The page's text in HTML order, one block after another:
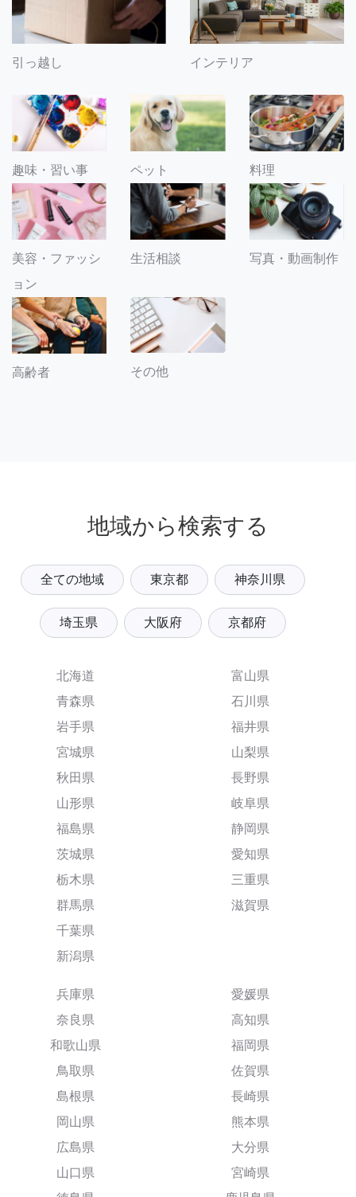
引っ越し インテリア
趣味・習い事 ペット 料理
美容・ファッシ
ョン
生活相談 写真・動画制作
高齢者 その他
地域から検索する
全ての地域 東京都 神奈川県
埼玉県 大阪府 京都府
北海道
青森県
岩手県
宮城県
秋田県
山形県
福島県
茨城県
栃木県
群馬県
千葉県
新潟県
富山県
石川県
福井県
山梨県
長野県
岐阜県
静岡県
愛知県
三重県
滋賀県
兵庫県
奈良県
和歌山県
鳥取県
島根県
岡山県
広島県
山口県
愛媛県
高知県
福岡県
佐賀県
長崎県
熊本県
大分県
宮崎県